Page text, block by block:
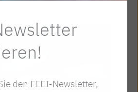
den FEEI-Newsletter,